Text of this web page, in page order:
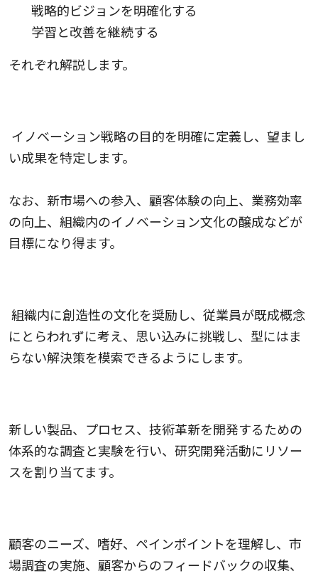
戦略的ビジョンを明確化する
学習と改善を継続する
それぞれ解説します。
イノベーション戦略の目的を明確に定義し、望まし
い成果を特定します。
なお、新市場への参入、顧客体験の向上、業務効率
の向上、組織内のイノベーション文化の醸成などが
目標になり得ます。
組織内に創造性の文化を奨励し、従業員が既成概念
にとらわれずに考え、思い込みに挑戦し、型にはま
らない解決策を模索できるようにします。
新しい製品、プロセス、技術革新を開発するための
体系的な調査と実験を行い、研究開発活動にリソー
スを割り当てます。
顧客のニーズ、嗜好、ペインポイントを理解し、市
場調査の実施、顧客からのフィードバックの収集、